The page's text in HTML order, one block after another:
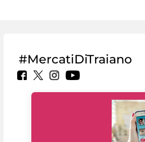
#MercatiDiTraiano